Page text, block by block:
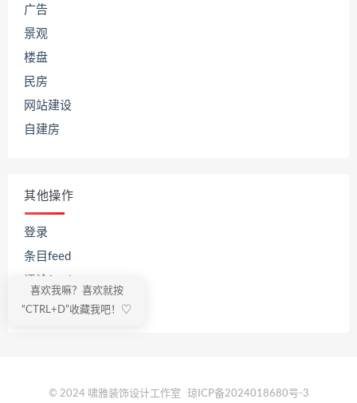
广告
景观
楼盘
民房
网站建设
自建房
其他操作
登录
条目feed
WordPress.org
© 2024 啸雅装饰设计工作室 琼ICP备2024018680号-3
喜欢我嘛？喜欢就按
“CTRL+D”收藏我吧！♡